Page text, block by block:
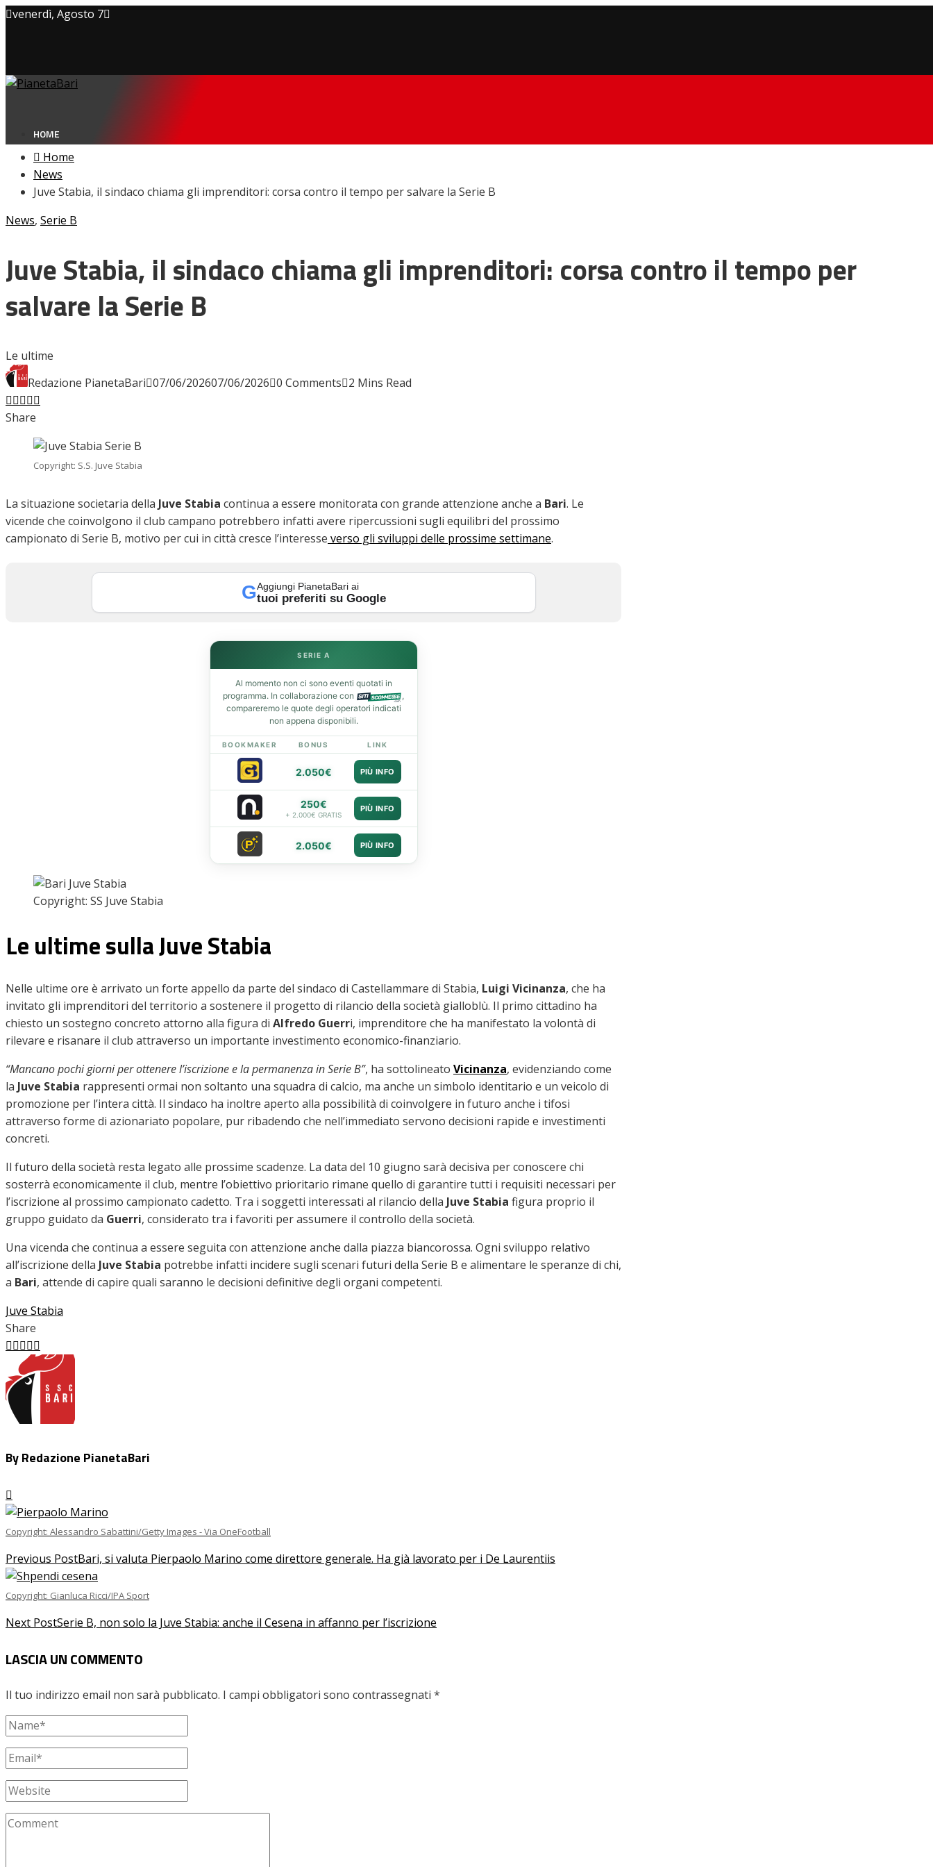
venerdì, Agosto 7
Cookie Policy
HOME
NEWS
Amarcord
Giovanili
Le pagelle
FOCUS
CALCIOMERCATO
Home
News
Juve Stabia, il sindaco chiama gli imprenditori: corsa contro il tempo per salvare la Serie B
News, Serie B
Juve Stabia, il sindaco chiama gli imprenditori: corsa contro il tempo per
salvare la Serie B
Le ultime
Redazione PianetaBari 07/06/202607/06/2026 0 Comments 2 Mins Read
Facebook
Twitter
LinkedIn
Pinterest
Stumbleupon
Share
Copyright: S.S. Juve Stabia
La situazione societaria della Juve Stabia continua a essere monitorata con grande attenzione anche a Bari. Le
vicende che coinvolgono il club campano potrebbero infatti avere ripercussioni sugli equilibri del prossimo
campionato di Serie B, motivo per cui in città cresce l’interesse verso gli sviluppi delle prossime settimane.
GAggiungi PianetaBari ai
tuoi preferiti su Google
SERIE A
Al momento non ci sono eventi quotati in
programma. In collaborazione con
,
compareremo le quote degli operatori indicati
non appena disponibili.
BOOKMAKER BONUS LINK
2.050€ PIÙ INFO
250€
+ 2.000€ GRATIS
PIÙ INFO
2.050€ PIÙ INFO
Copyright: SS Juve Stabia
Le ultime sulla Juve Stabia
Nelle ultime ore è arrivato un forte appello da parte del sindaco di Castellammare di Stabia, Luigi Vicinanza, che ha
invitato gli imprenditori del territorio a sostenere il progetto di rilancio della società gialloblù. Il primo cittadino ha
chiesto un sostegno concreto attorno alla figura di Alfredo Guerri, imprenditore che ha manifestato la volontà di
rilevare e risanare il club attraverso un importante investimento economico-finanziario.
“Mancano pochi giorni per ottenere l’iscrizione e la permanenza in Serie B”, ha sottolineato Vicinanza, evidenziando come
la Juve Stabia rappresenti ormai non soltanto una squadra di calcio, ma anche un simbolo identitario e un veicolo di
promozione per l’intera città. Il sindaco ha inoltre aperto alla possibilità di coinvolgere in futuro anche i tifosi
attraverso forme di azionariato popolare, pur ribadendo che nell’immediato servono decisioni rapide e investimenti
concreti.
Il futuro della società resta legato alle prossime scadenze. La data del 10 giugno sarà decisiva per conoscere chi
sosterrà economicamente il club, mentre l’obiettivo prioritario rimane quello di garantire tutti i requisiti necessari per
l’iscrizione al prossimo campionato cadetto. Tra i soggetti interessati al rilancio della Juve Stabia figura proprio il
gruppo guidato da Guerri, considerato tra i favoriti per assumere il controllo della società.
Una vicenda che continua a essere seguita con attenzione anche dalla piazza biancorossa. Ogni sviluppo relativo
all’iscrizione della Juve Stabia potrebbe infatti incidere sugli scenari futuri della Serie B e alimentare le speranze di chi,
a Bari, attende di capire quali saranno le decisioni definitive degli organi competenti.
Juve Stabia
Share
Facebook
Twitter
LinkedIn
Pinterest
Stumbleupon
By Redazione PianetaBari
Copyright: Alessandro Sabattini/Getty Images - Via OneFootball
Previous PostBari, si valuta Pierpaolo Marino come direttore generale. Ha già lavorato per i De Laurentiis
Copyright: Gianluca Ricci/IPA Sport
Next PostSerie B, non solo la Juve Stabia: anche il Cesena in affanno per l’iscrizione
LASCIA UN COMMENTO
Il tuo indirizzo email non sarà pubblicato. I campi obbligatori sono contrassegnati *